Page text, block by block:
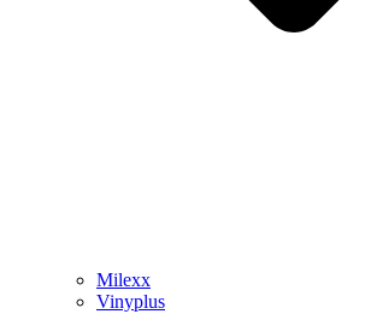
Milexx
Vinyplus